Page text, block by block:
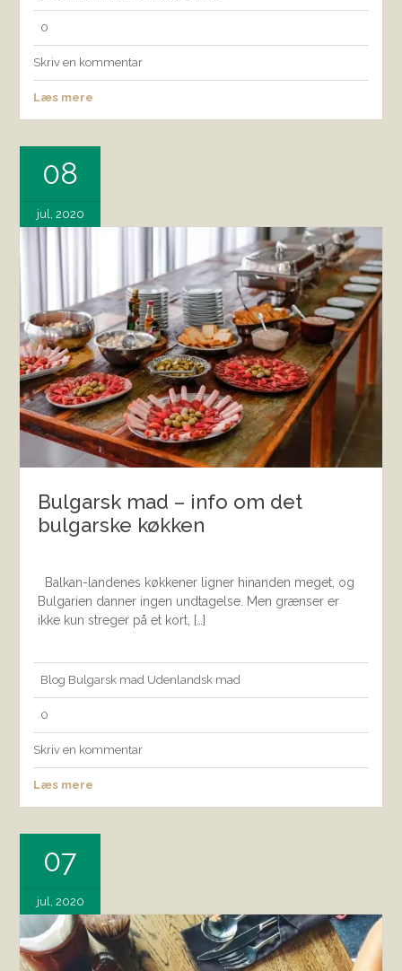
0
Skriv en kommentar
Læs mere
08
jul, 2020
Bulgarsk mad – info om det
bulgarske køkken
Balkan-landenes køkkener ligner hinanden meget, og
Bulgarien danner ingen undtagelse. Men grænser er
ikke kun streger på et kort, […]
Blog Bulgarsk mad Udenlandsk mad
0
Skriv en kommentar
Læs mere
07
jul, 2020